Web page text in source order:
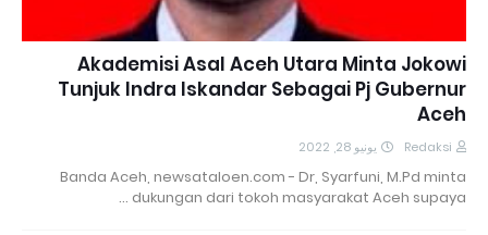
Akademisi Asal Aceh Utara Minta Jokowi
Tunjuk Indra Iskandar Sebagai Pj Gubernur
Aceh
Redaksi يونيو 28, 2022
Banda Aceh, newsataloen.com - Dr, Syarfuni, M.Pd minta
dukungan dari tokoh masyarakat Aceh supaya …